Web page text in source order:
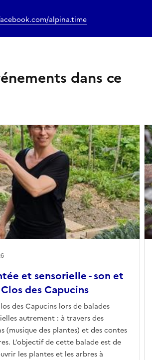
alpina.time
dans ce
et sensorielle - son et
des Capucins
des Capucins lors de balades
autrement : à travers des
(musique des plantes) et des contes
L’objectif de cette balade est de
les plantes et les arbres à